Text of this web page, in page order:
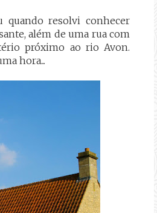
quando resolvi conhecer
além de uma rua com
próximo ao rio Avon.
hora...